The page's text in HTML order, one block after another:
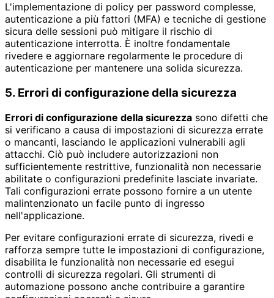
L'implementazione di policy per password complesse,
autenticazione a più fattori (MFA) e tecniche di gestione
sicura delle sessioni può mitigare il rischio di
autenticazione interrotta. È inoltre fondamentale
rivedere e aggiornare regolarmente le procedure di
autenticazione per mantenere una solida sicurezza.
5. Errori di configurazione della sicurezza
Errori di configurazione della sicurezza sono difetti che
si verificano a causa di impostazioni di sicurezza errate
o mancanti, lasciando le applicazioni vulnerabili agli
attacchi. Ciò può includere autorizzazioni non
sufficientemente restrittive, funzionalità non necessarie
abilitate o configurazioni predefinite lasciate invariate.
Tali configurazioni errate possono fornire a un utente
malintenzionato un facile punto di ingresso
nell'applicazione.
Per evitare configurazioni errate di sicurezza, rivedi e
rafforza sempre tutte le impostazioni di configurazione,
disabilita le funzionalità non necessarie ed esegui
controlli di sicurezza regolari. Gli strumenti di
automazione possono anche contribuire a garantire